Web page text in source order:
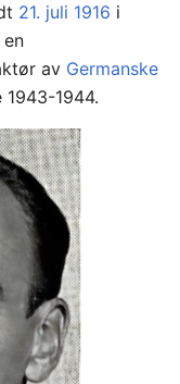
21. juli 1916 i
av Germanske
1943-1944.